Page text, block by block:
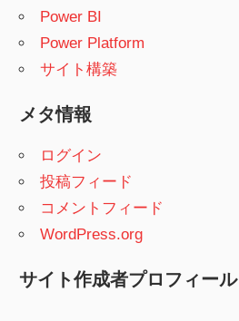
Power BI
Power Platform
サイト構築
メタ情報
ログイン
投稿フィード
コメントフィード
WordPress.org
サイト作成者プロフィール